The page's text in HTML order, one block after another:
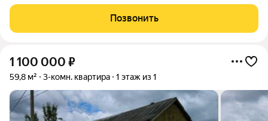
Индивидуальное отопление через АГВ, горячая вода-колонка.
Спокойные соседи,
Позвонить
1 100 000 ₽
59,8 м² 3-комн. квартира 1 этаж из 1